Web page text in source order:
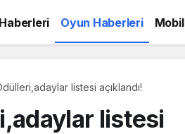
Oyun Haberleri Mobil
listesi açıklandı!
listesi